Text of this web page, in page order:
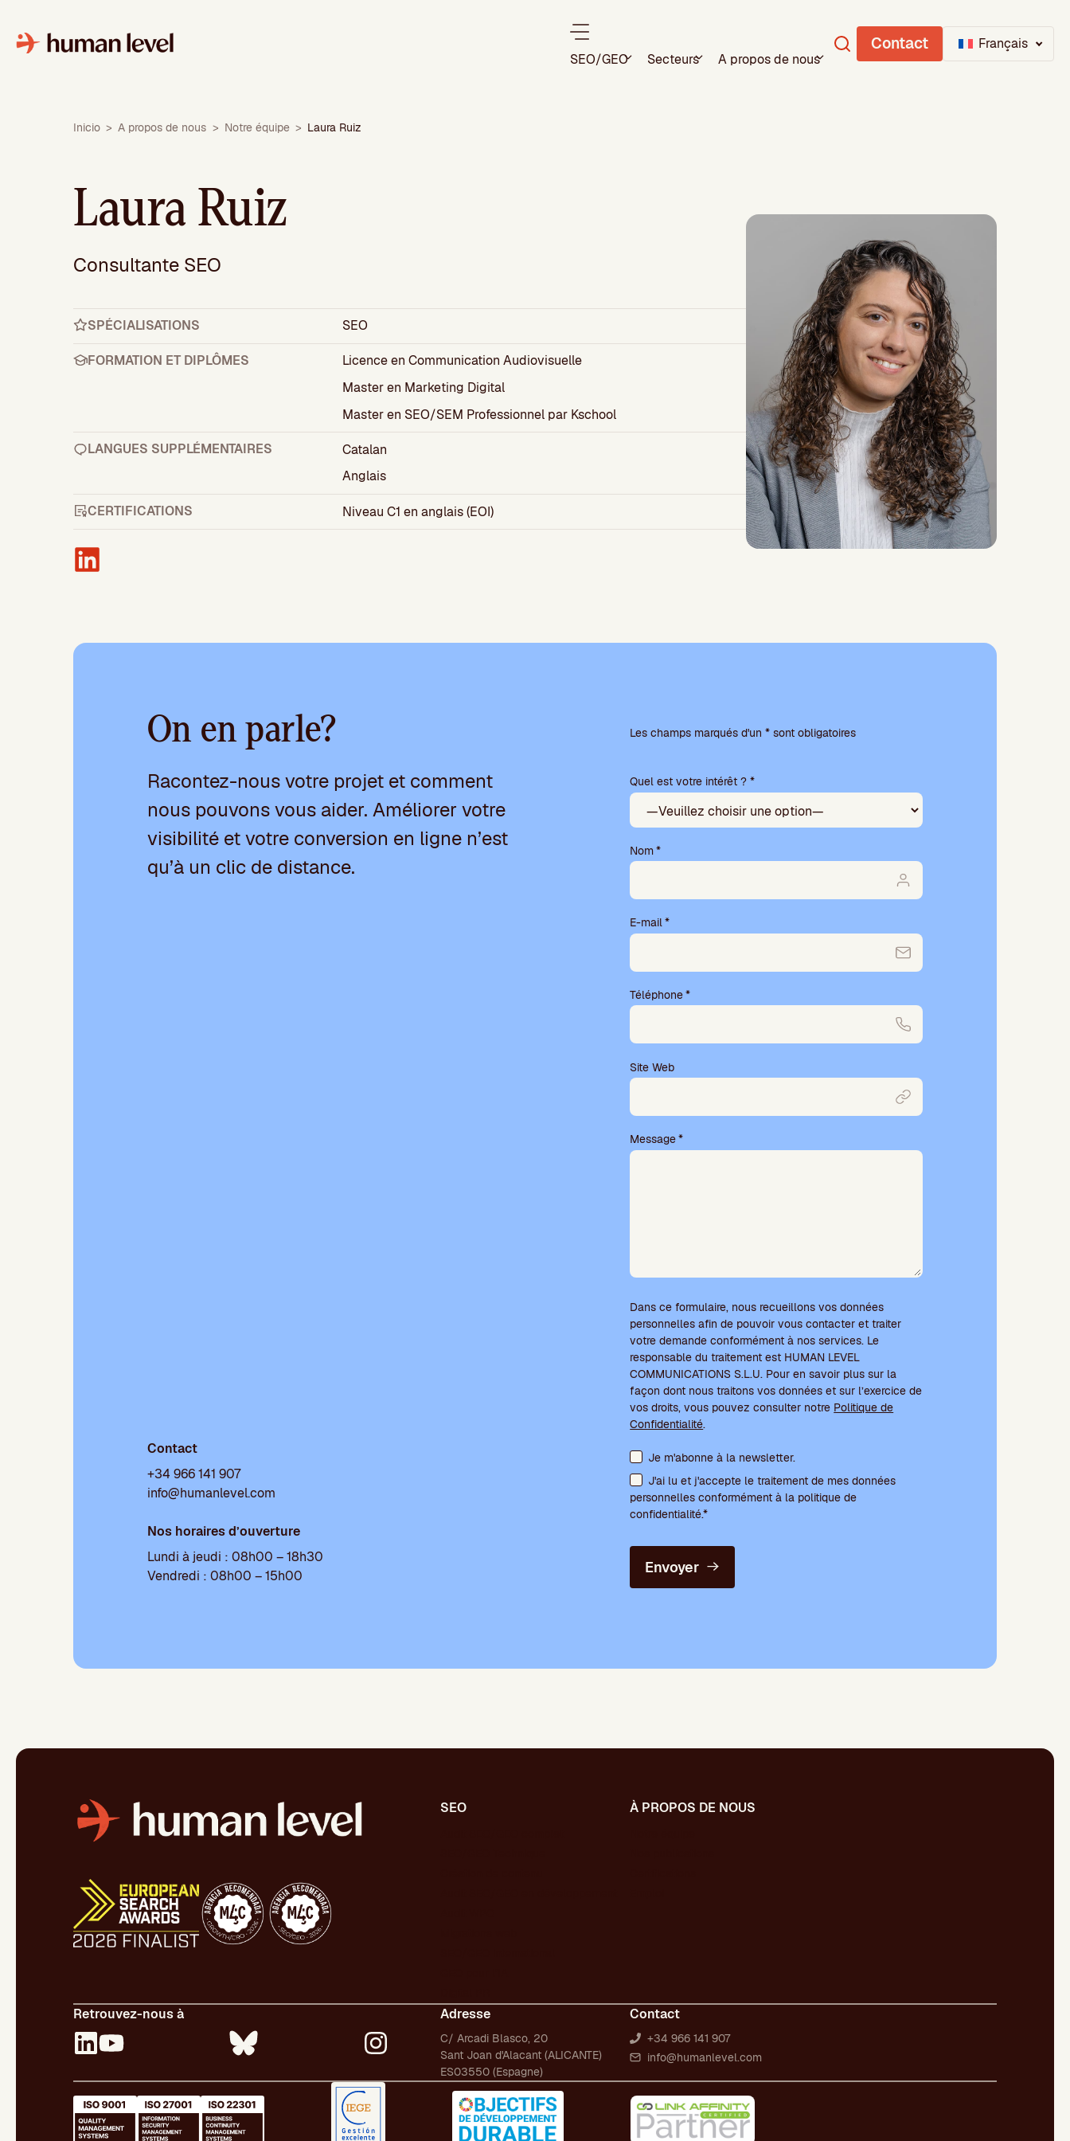
contenu
SEO/GEO Secteurs A propos de nous
Contact Français
Inicio > A propos de nous > Notre équipe > Laura Ruiz
Laura Ruiz
Consultante SEO
SPÉCIALISATIONS SEO
FORMATION ET DIPLÔMES
Licence en Communication Audiovisuelle
Master en Marketing Digital
Master en SEO/SEM Professionnel par Kschool
LANGUES SUPPLÉMENTAIRES
Catalan
Anglais
CERTIFICATIONS Niveau C1 en anglais (EOI)
On en parle?
Racontez-nous votre projet et comment
nous pouvons vous aider. Améliorer votre
visibilité et votre conversion en ligne n’est
qu’à un clic de distance.
Contact
+34 966 141 907
info@humanlevel.com
Nos horaires d’ouverture
Lundi à jeudi : 08h00 – 18h30
Vendredi : 08h00 – 15h00
e
l
l
z
l
a
s
s
e
c
c
p
v
d
e
.
Les champs marqués d'un * sont obligatoires
Quel est votre intérêt ? *
Nom*
E-mail*
Téléphone*
Site Web
Message*
Dans ce formulaire, nous recueillons vos données
personnelles afin de pouvoir vous contacter et traiter
votre demande conformément à nos services. Le
responsable du traitement est HUMAN LEVEL
COMMUNICATIONS S.L.U. Pour en savoir plus sur la
façon dont nous traitons vos données et sur l’exercice de
vos droits, vous pouvez consulter notre Politique de
Confidentialité.
Acceptation des conditions et abonnement à la newsletter
Je m'abonne à la newsletter.
J'ai lu et j'accepte le traitement de mes données
personnelles conformément à la politique de
confidentialité.*
Envoyer
SEO À PROPOS DE NOUS
Retrouvez-nous à Adresse
C/ Arcadi Blasco, 20
Sant Joan d'Alacant (ALICANTE)
ES03550 (Espagne)
Contact
+34 966 141 907
info@humanlevel.com